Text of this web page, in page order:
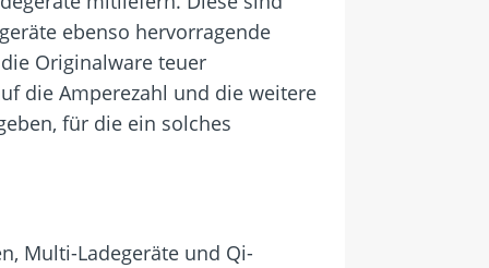
ebenso hervorragende
Originalware teuer
die Amperezahl und die weitere
für die ein solches
Multi-Ladegeräte und Qi-